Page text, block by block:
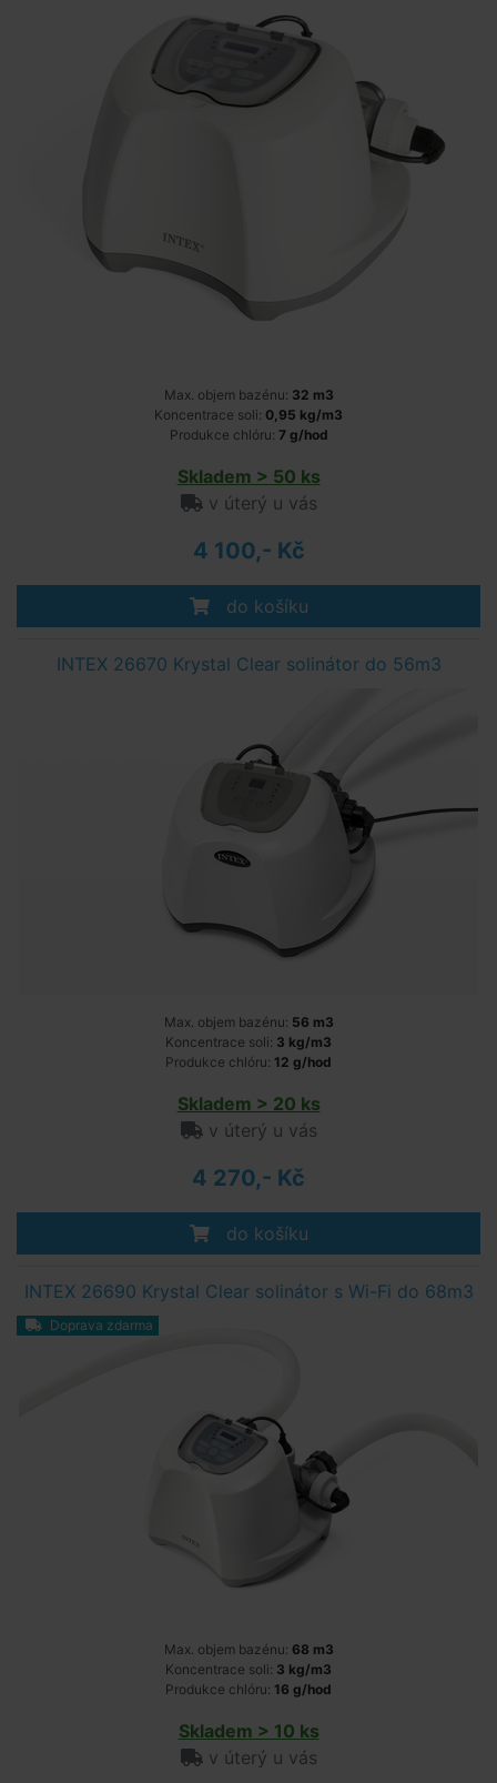
Max. objem bazénu: 32 m3
Koncentrace soli: 0,95 kg/m3
Produkce chlóru: 7 g/hod
Skladem > 50 ks
v úterý u vás
4 100,- Kč
do košíku
INTEX 26670 Krystal Clear solinátor do 56m3
Max. objem bazénu: 56 m3
Koncentrace soli: 3 kg/m3
Produkce chlóru: 12 g/hod
Skladem > 20 ks
v úterý u vás
4 270,- Kč
do košíku
INTEX 26690 Krystal Clear solinátor s Wi-Fi do 68m3
Doprava zdarma
Max. objem bazénu: 68 m3
Koncentrace soli: 3 kg/m3
Produkce chlóru: 16 g/hod
Skladem > 10 ks
v úterý u vás